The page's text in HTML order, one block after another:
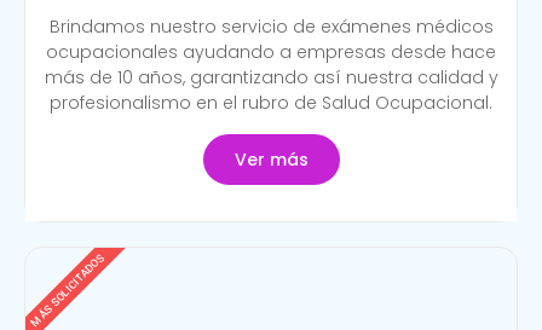
Brindamos nuestro servicio de exámenes médicos
ocupacionales ayudando a empresas desde hace
más de 10 años, garantizando así nuestra calidad y
profesionalismo en el rubro de Salud Ocupacional.
Ver más
MÁS SOLICITADOS